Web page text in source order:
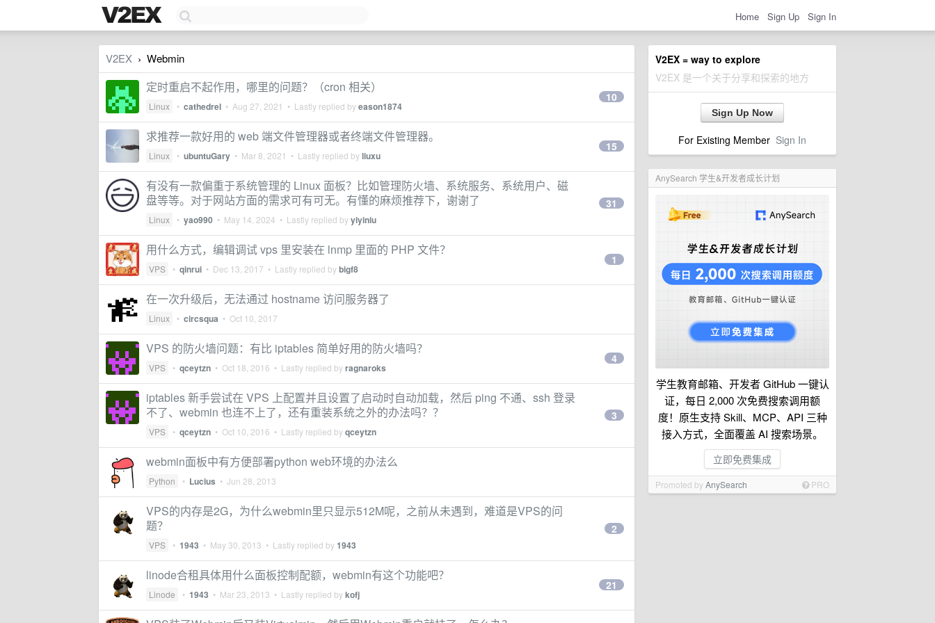
Home Sign Up Sign In
V2EX = way to explore
V2EX 是一个关于分享和探索的地方
Sign Up Now
For Existing Member Sign In
AnySearch 学生&开发者成长计划
学生教育邮箱、开发者 GitHub 一键认
证，每日 2,000 次免费搜索调用额
度！原生支持 Skill、MCP、API 三种
接入方式，全面覆盖 AI 搜索场景。
立即免费集成
Promoted byAnySearch PRO
V2EX › Webmin
定时重启不起作用，哪里的问题？（cron 相关）
Linux • cathedrel • Aug 27, 2021 • Lastly replied byeason1874
10
求推荐一款好用的 web 端文件管理器或者终端文件管理器。
Linux • ubuntuGary • Mar 8, 2021 • Lastly replied byliuxu
15
有没有一款偏重于系统管理的 Linux 面板？比如管理防火墙、系统服务、系统用户、磁
盘等等。对于网站方面的需求可有可无。有懂的麻烦推荐下，谢谢了
Linux • yao990 • May 14, 2024 • Lastly replied byyiyiniu
31
用什么方式，编辑调试 vps 里安装在 lnmp 里面的 PHP 文件？
VPS • qinrui • Dec 13, 2017 • Lastly replied bybigf8
1
在一次升级后，无法通过 hostname 访问服务器了
Linux • circsqua • Oct 10, 2017
VPS 的防火墙问题：有比 iptables 简单好用的防火墙吗？
VPS • qceytzn • Oct 18, 2016 • Lastly replied byragnaroks
4
iptables 新手尝试在 VPS 上配置并且设置了启动时自动加载，然后 ping 不通、ssh 登录
不了、webmin 也连不上了，还有重装系统之外的办法吗？？
VPS • qceytzn • Oct 10, 2016 • Lastly replied byqceytzn
3
webmin面板中有方便部署python web环境的办法么
Python • Lucius • Jun 28, 2013
VPS的内存是2G，为什么webmin里只显示512M呢，之前从未遇到，难道是VPS的问
题？
VPS • 1943 • May 30, 2013 • Lastly replied by1943
2
linode合租具体用什么面板控制配额，webmin有这个功能吧？
Linode • 1943 • Mar 23, 2013 • Lastly replied bykofj
21